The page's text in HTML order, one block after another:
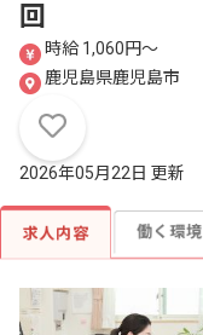
回
時給 1,060円〜
鹿児島県鹿児島市
2026年05月22日 更新
求人内容 働く環境